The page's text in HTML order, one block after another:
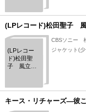
ベルマン日
本公演プロ
グラム
(LPレコード)松田聖子
(LPレコー
ド)松田聖
子 風立ち
CBSソニー
ジャケット(
キース・リチャーズ―彼